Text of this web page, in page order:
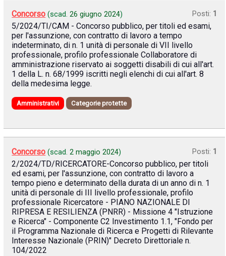
Concorso (scad.26 giugno 2024) Posti: 1
5/2024/TI/CAM - Concorso pubblico, per titoli ed esami,
per l'assunzione, con contratto di lavoro a tempo
indeterminato, di n. 1 unità di personale di VII livello
professionale, profilo professionale Collaboratore di
amministrazione riservato ai soggetti disabili di cui all'art.
1 della L. n. 68/1999 iscritti negli elenchi di cui all'art. 8
della medesima legge.
Amministrativi Categorie protette
Concorso (scad.2 maggio 2024) Posti: 1
2/2024/TD/RICERCATORE-Concorso pubblico, per titoli
ed esami, per l'assunzione, con contratto di lavoro a
tempo pieno e determinato della durata di un anno di n. 1
unità di personale di III livello professionale, profilo
professionale Ricercatore - PIANO NAZIONALE DI
RIPRESA E RESILIENZA (PNRR) - Missione 4 "Istruzione
e Ricerca" - Componente C2 Investimento 1.1, "Fondo per
il Programma Nazionale di Ricerca e Progetti di Rilevante
Interesse Nazionale (PRIN)" Decreto Direttoriale n.
104/2022